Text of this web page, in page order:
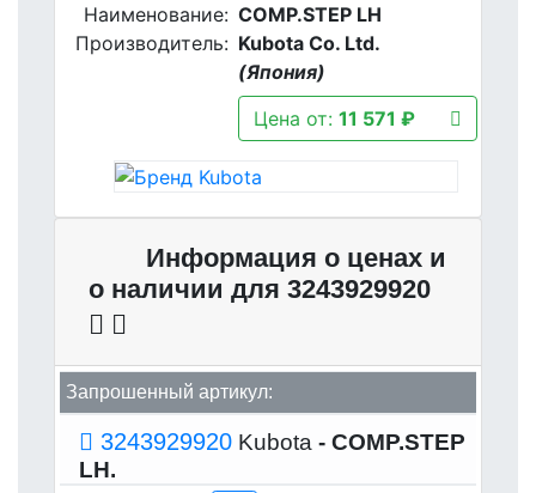
Наименование: COMP.STEP LH
Производитель: Kubota Co. Ltd.
(Япония)
Цена от: 11 571 ₽
Информация о ценах и
о наличии для 3243929920
Запрошенный артикул:
3243929920 Kubota - COMP.STEP
LH.